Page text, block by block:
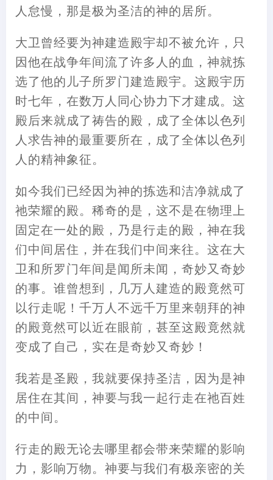
人怠慢，那是极为圣洁的神的居所。
大卫曾经要为神建造殿宇却不被允许，只
因他在战争年间流了许多人的血，神就拣
选了他的儿子所罗门建造殿宇。这殿宇历
时七年，在数万人同心协力下才建成。这
殿后来就成了祷告的殿，成了全体以色列
人求告神的最重要所在，成了全体以色列
人的精神象征。
如今我们已经因为神的拣选和洁净就成了
祂荣耀的殿。稀奇的是，这不是在物理上
固定在一处的殿，乃是行走的殿，神在我
们中间居住，并在我们中间来往。这在大
卫和所罗门年间是闻所未闻，奇妙又奇妙
的事。谁曾想到，几万人建造的殿竟然可
以行走呢！千万人不远千万里来朝拜的神
的殿竟然可以近在眼前，甚至这殿竟然就
变成了自己，实在是奇妙又奇妙！
我若是圣殿，我就要保持圣洁，因为是神
居住在其间，神要与我一起行走在祂百姓
的中间。
行走的殿无论去哪里都会带来荣耀的影响
力，影响万物。神要与我们有极亲密的关